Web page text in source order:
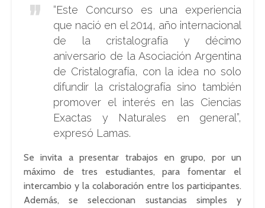
“Este Concurso es una experiencia
que nació en el 2014, año internacional
de la cristalografía y décimo
aniversario de la Asociación Argentina
de Cristalografía, con la idea no solo
difundir la cristalografía sino también
promover el interés en las Ciencias
Exactas y Naturales en general”,
expresó Lamas.
Se invita a presentar trabajos en grupo, por un
máximo de tres estudiantes, para fomentar el
intercambio y la colaboración entre los participantes.
Además, se seleccionan sustancias simples y